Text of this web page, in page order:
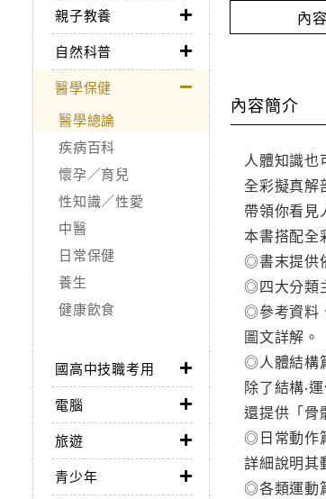
親子教養
自然科普
醫學保健
醫學總論
疾病百科
懷孕／育兒
性知識／性愛
中醫
日常保健
養生
健康飲食
國高中技職考用
電腦
旅遊
青少年
內
內容簡介
人體知識也
全彩擬真解
帶領你看見
本書搭配全
◎書末提供
◎四大分類
◎參考資料
圖文詳解。
◎人體結構
除了結構‧
還提供「骨
◎日常動作
詳細說明其
◎各類運動